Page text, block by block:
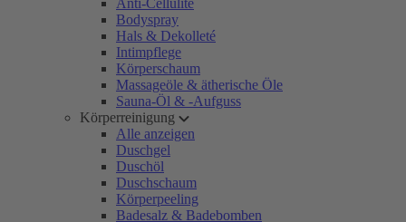
Anti-Cellulite
Bodyspray
Hals & Dekolleté
Intimpflege
Körperschaum
Massageöle & ätherische Öle
Sauna-Öl & -Aufguss
Körperreinigung
Alle anzeigen
Duschgel
Duschöl
Duschschaum
Körperpeeling
Badesalz & Badebomben